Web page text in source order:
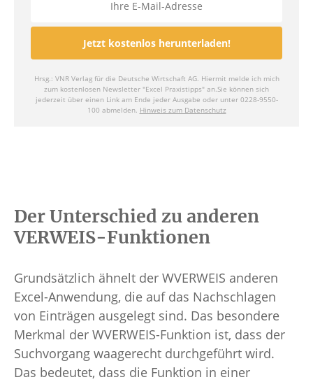
Der Unterschied zu anderen
VERWEIS-Funktionen
Grundsätzlich ähnelt der WVERWEIS anderen
Excel-Anwendung, die auf das Nachschlagen
von Einträgen ausgelegt sind. Das besondere
Merkmal der WVERWEIS-Funktion ist, dass der
Suchvorgang waagerecht durchgeführt wird.
Das bedeutet, dass die Funktion in einer